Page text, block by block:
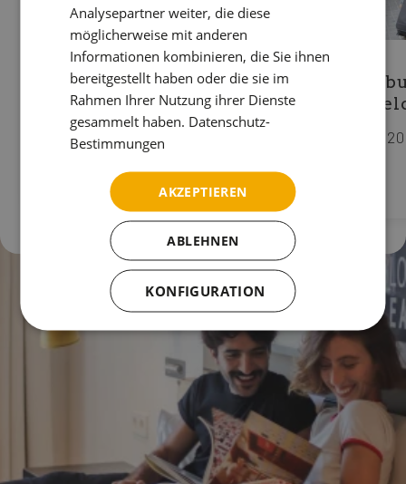
Wohnungen mit
Schwimmbad
Sonnenterrasse bis zu
Analysepartner weiter, die diese
möglicherweise mit anderen
Informationen kombinieren, die Sie ihnen
bereitgestellt haben oder die sie im
Rahmen Ihrer Nutzung ihrer Dienste
gesammelt haben. Datenschutz-
Bestimmungen
AKZEPTIEREN
ABLEHNEN
KONFIGURATION